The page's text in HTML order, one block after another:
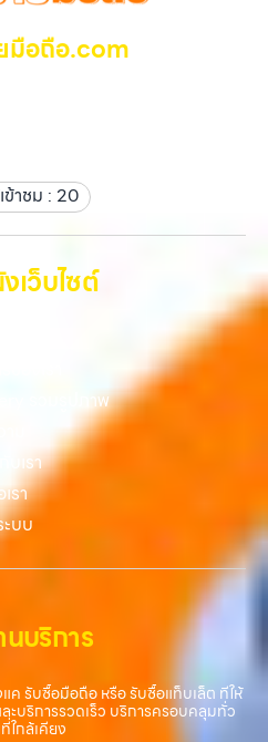
ดวก นัดรับถึงที่ ตรวจสภาพอย่างมือ
ได้ทันที ด้วยบริการ รับซื้อไอโฟน, รับ
ท์, รับซื้อโน๊ตบุ๊ค, รับซื้อแท็บเล็ต, รับ
งมอบบริการประเมินสภาพเครื่อง ฟรี
น้น โปร่งใส มั่นใจได้ และจ่ายเงินทันที
เพราะมูลค่าของเครื่องไม่ได้ขึ้นอยู่แค่
ชุด และความสะดวกในการขายของ
, บางพลี, เกษตรนวมินทร์, เสนานิคม,
ำว่า “รับซื้อมือถือใกล้ฉัน”, “รับซื้อ
ได้ราคา”, “รับซื้อแท็บเล็ต กรุงเทพ
ง ราคาสูง” — ที่นี่คือคำตอบ เพราะ
าและความสะดวกสบายที่เหนือกว่า
วางใจ พร้อมทีมงานที่พร้อมอำนวย
ย่างมืออาชีพ และจ่ายเงินทันที
ณเป็นเรื่องง่ายขึ้น ดีกว่า รวดเร็วกว่า
ชี่ยวชาญด้านการให้บริการ รับซื้อมือถือ
ทุกยี่ห้อ ในราคาสูง พร้อมจ่ายเงิน
, รัชดา, บางรัก, แจ้งวัฒนะ, บางแค,
, บางพลี, เกษตรนวมินทร์, เสนานิคม,
ศัพท์, รับซื้อแมคบุค, รับซื้อโน๊ตบุ๊ค, รับ
สินค้าไอที กรุงเทพฯ – เราพร้อมให้
ห้บริการแบบครบวงจรสำหรับลูกค้าที่
: รับซื้อไอโฟน ทุกรุ่น…
มือถือ.com
ข้าชม : 20
เว็บไซต์
รวมรูปภาพ
กับเรา
เรา
ะบบ
บริการ
ค รับซื้อมือถือ หรือ รับซื้อแท็บเล็ต ที่ให้
ะบริการรวดเร็ว บริการครอบคลุมทั่ว
ใกล้เคียง